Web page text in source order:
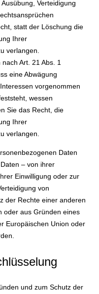
Verteidigung
statt der Löschung die
Ihrer
verlangen.
Art. 21 Abs. 1
eine Abwägung
vorgenommen
wessen
Sie das Recht, die
Ihrer
verlangen.
Daten
– von ihrer
Einwilligung oder zur
von
der Rechte einer anderen
oder aus Gründen eines
Europäischen Union oder
und zum Schutz der